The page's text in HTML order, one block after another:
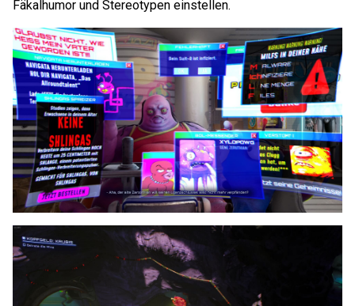
Fäkalhumor und Stereotypen einstellen.